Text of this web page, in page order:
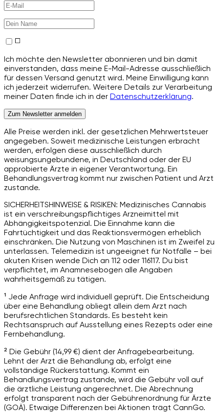
Ich möchte den Newsletter abonnieren und bin damit
einverstanden, dass meine E-Mail-Adresse ausschließlich
für dessen Versand genutzt wird. Meine Einwilligung kann
ich jederzeit widerrufen. Weitere Details zur Verarbeitung
meiner Daten finde ich in der Datenschutzerklärung.
Zum Newsletter anmelden
Alle Preise werden inkl. der gesetzlichen Mehrwertsteuer
angegeben. Soweit medizinische Leistungen erbracht
werden, erfolgen diese ausschließlich durch
weisungsungebundene, in Deutschland oder der EU
approbierte Ärzte in eigener Verantwortung. Ein
Behandlungsvertrag kommt nur zwischen Patient und Arzt
zustande.
SICHERHEITSHINWEISE & RISIKEN: Medizinisches Cannabis
ist ein verschreibungspflichtiges Arzneimittel mit
Abhängigkeitspotenzial. Die Einnahme kann die
Fahrtüchtigkeit und das Reaktionsvermögen erheblich
einschränken. Die Nutzung von Maschinen ist im Zweifel zu
unterlassen. Telemedizin ist ungeeignet für Notfälle – bei
akuten Krisen wende Dich an 112 oder 116117. Du bist
verpflichtet, im Anamnesebogen alle Angaben
wahrheitsgemäß zu tätigen.
¹ Jede Anfrage wird individuell geprüft. Die Entscheidung
über eine Behandlung obliegt allein dem Arzt nach
berufsrechtlichen Standards. Es besteht kein
Rechtsanspruch auf Ausstellung eines Rezepts oder eine
Fernbehandlung.
² Die Gebühr (14,99 €) dient der Anfragebearbeitung.
Lehnt der Arzt die Behandlung ab, erfolgt eine
vollständige Rückerstattung. Kommt ein
Behandlungsvertrag zustande, wird die Gebühr voll auf
die ärztliche Leistung angerechnet. Die Abrechnung
erfolgt transparent nach der Gebührenordnung für Ärzte
(GOÄ). Etwaige Differenzen bei Aktionen trägt CannGo.